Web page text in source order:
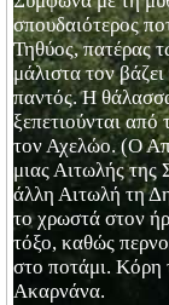
σπουδαιότερος
Τηθύος, πατέρας
μάλιστα τον
παντός. Η
ξεπετιούνται
τον Αχελώο. (Ο
μιας Αιτωλής της
άλλη Αιτωλή τη
το χρωστά στον
τόξο, καθώς
στο ποτάμι. Κόρη
Ακαρνάνα.